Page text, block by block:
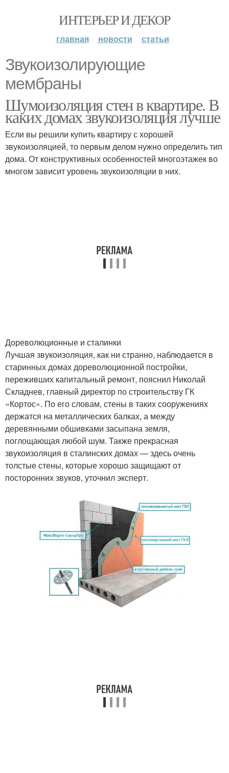
ИНТЕРЬЕР И ДЕКОР
главная новости статьи
Звукоизолирующие
мембраны
Шумоизоляция стен в квартире. В
каких домах звукоизоляция лучше
Если вы решили купить квартиру с хорошей
звукоизоляцией, то первым делом нужно определить тип
дома. От конструктивных особенностей многоэтажек во
многом зависит уровень звукоизоляции в них.
Дореволюционные и сталинки
Лучшая звукоизоляция, как ни странно, наблюдается в
старинных домах дореволюционной постройки,
переживших капитальный ремонт, пояснил Николай
Складнев, главный директор по строительству ГК
«Кортос». По его словам, стены в таких сооружениях
держатся на металлических балках, а между
деревянными обшивками засыпана земля,
поглощающая любой шум. Также прекрасная
звукоизоляция в сталинских домах — здесь очень
толстые стены, которые хорошо защищают от
посторонних звуков, уточнил эксперт.